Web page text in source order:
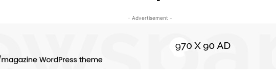
- Advertisement -